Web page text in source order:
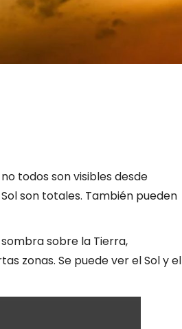
todos son visibles desde
son totales. También pueden
sobre la Tierra,
zonas. Se puede ver el Sol y el